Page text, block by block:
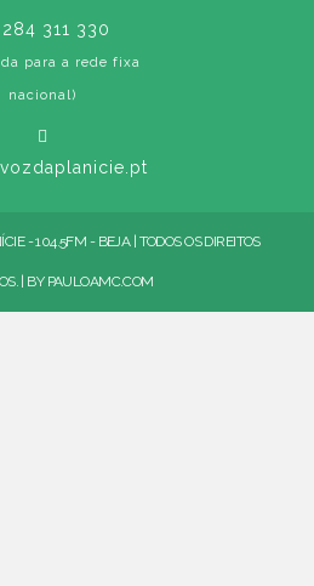
284 311 330
para a rede fixa
nacional)
- 104.5FM - BEJA | TODOS OS DIREITOS
| BY PAULOAMC.COM